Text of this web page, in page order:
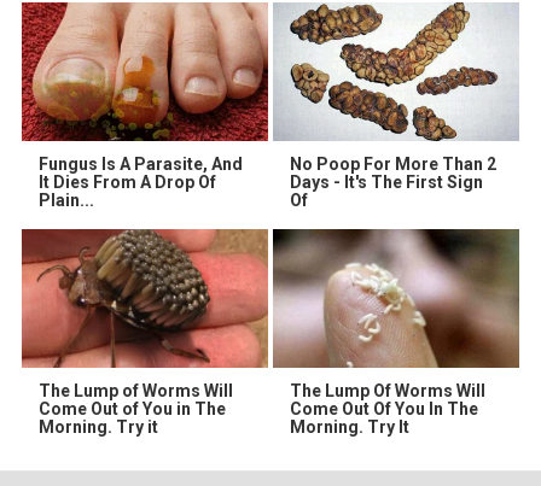
Fungus Is A Parasite, And
It Dies From A Drop Of
Plain...
No Poop For More Than 2
Days - It's The First Sign
Of
The Lump of Worms Will
Come Out of You in The
Morning. Try it
The Lump Of Worms Will
Come Out Of You In The
Morning. Try It